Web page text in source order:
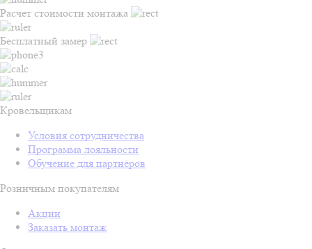
Расчет стоимости монтажа
Бесплатный замер
Кровельщикам
Условия сотрудничества
Программа лояльности
Обучение для партнёров
Розничным покупателям
Акции
Заказать монтаж